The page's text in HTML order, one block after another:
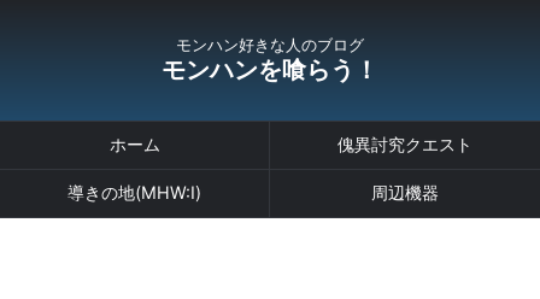
モンハン好きな人のブログ
モンハンを喰らう！
ホーム 傀異討究クエスト
導きの地(MHW:I) 周辺機器